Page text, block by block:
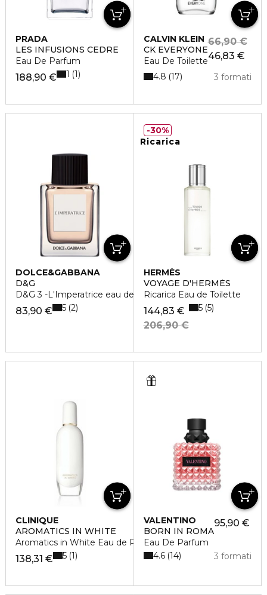
PRADA
LES INFUSIONS CEDRE
Eau De Parfum
188,90 € 1 1
CALVIN KLEIN
CK EVERYONE
Eau De Toilette46,83 €
66,90 €
3 formati
4.8 17
DOLCE&GABBANA
D&G
D&G 3 -L'Imperatrice eau de toilette
83,90 € 5 2
Ricarica
HERMÈS
VOYAGE D'HERMÈS
Ricarica Eau de Toilette
144,83 €
206,90 €
5 5
30%
CLINIQUE
AROMATICS IN WHITE
Aromatics in White Eau de Parfum
138,31 € 5 1
VALENTINO
BORN IN ROMA
Eau De Parfum
95,90 €
3 formati
4.6 14